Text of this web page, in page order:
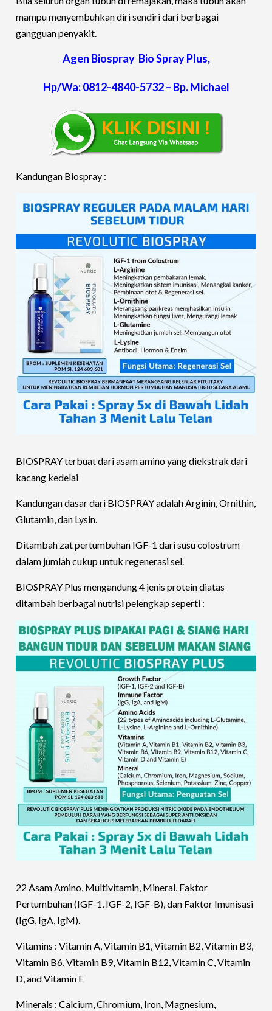
mampu menyembuhkan diri sendiri dari berbagai
gangguan penyakit.
Agen Biospray Bio Spray Plus,
Hp/Wa: 0812-4840-5732 – Bp. Michael
Kandungan Biospray :
BIOSPRAY terbuat dari asam amino yang diekstrak dari
kacang kedelai
Kandungan dasar dari BIOSPRAY adalah Arginin, Ornithin,
Glutamin, dan Lysin.
Ditambah zat pertumbuhan IGF-1 dari susu colostrum
dalam jumlah cukup untuk regenerasi sel.
BIOSPRAY Plus mengandung 4 jenis protein diatas
ditambah berbagai nutrisi pelengkap seperti :
22 Asam Amino, Multivitamin, Mineral, Faktor
Pertumbuhan (IGF-1, IGF-2, IGF-B), dan Faktor Imunisasi
(IgG, IgA, IgM).
Vitamins : Vitamin A, Vitamin B1, Vitamin B2, Vitamin B3,
Vitamin B6, Vitamin B9, Vitamin B12, Vitamin C, Vitamin
D, and Vitamin E
Minerals : Calcium, Chromium, Iron, Magnesium,